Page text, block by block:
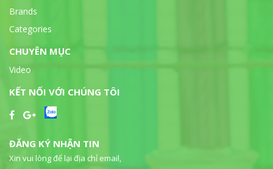
Brands
Categories
CHUYÊN MỤC
Video
KẾT NỐI VỚI CHÚNG TÔI
ĐĂNG KÝ NHẬN TIN
Xin vui lòng để lại địa chỉ email,